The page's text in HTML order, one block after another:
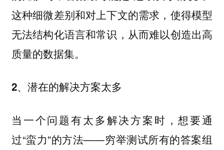
这种细微差别和对上下文的需求，使得模型
无法结构化语言和常识，从而难以创造出高
质量的数据集。
2、潜在的解决方案太多
当一个问题有太多解决方案时，想要通
过“蛮力”的方法——穷举测试所有的答案组